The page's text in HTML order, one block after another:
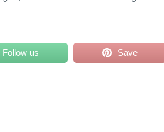
Follow us Save